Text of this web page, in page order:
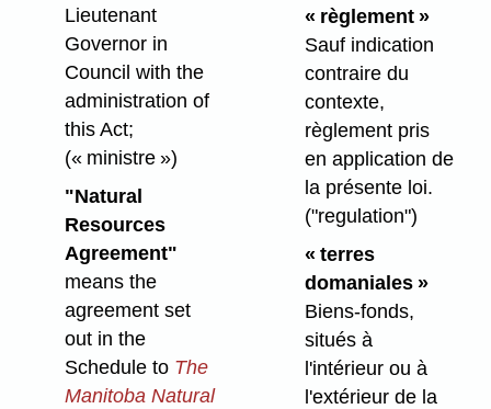
Lieutenant
Governor in
Council with the
administration of
this Act;
(« ministre »)
"Natural
Resources
Agreement"
means the
agreement set
out in the
Schedule to The
Manitoba Natural
« règlement »
Sauf indication
contraire du
contexte,
règlement pris
en application de
la présente loi.
("regulation")
« terres
domaniales »
Biens-fonds,
situés à
l'intérieur ou à
l'extérieur de la